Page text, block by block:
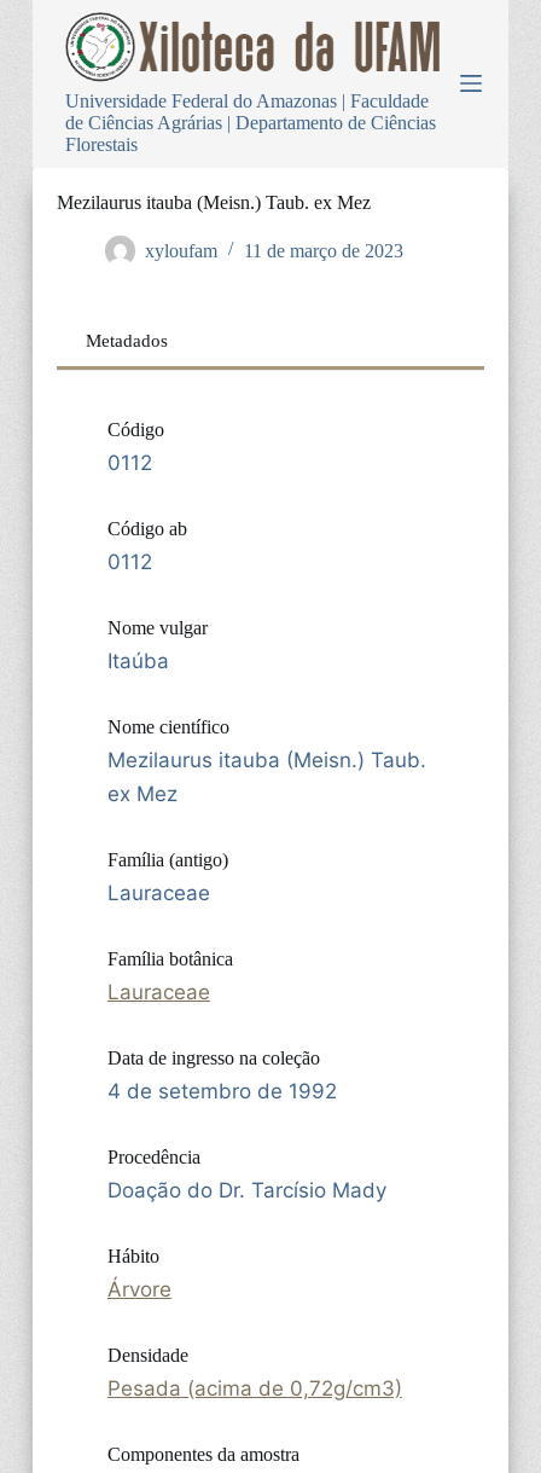
Universidade Federal do Amazonas | Faculdade
de Ciências Agrárias | Departamento de Ciências
Florestais
Mezilaurus itauba (Meisn.) Taub. ex Mez
xyloufam 11 de março de 2023
Metadados
Código
0112
Código ab
0112
Nome vulgar
Itaúba
Nome científico
Mezilaurus itauba (Meisn.) Taub.
ex Mez
Família (antigo)
Lauraceae
Família botânica
Lauraceae
Data de ingresso na coleção
4 de setembro de 1992
Procedência
Doação do Dr. Tarcísio Mady
Hábito
Árvore
Densidade
Pesada (acima de 0,72g/cm3)
Componentes da amostra